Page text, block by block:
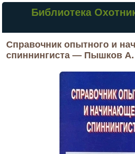
Библиотека
Справочник опытного и
спиннингиста — Пышков